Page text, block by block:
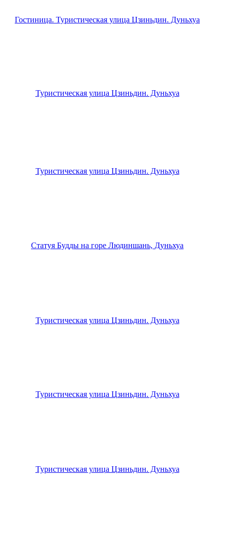
Гостиница. Туристическая улица Цзиньдин. Дуньхуа
Туристическая улица Цзиньдин. Дуньхуа
Туристическая улица Цзиньдин. Дуньхуа
Статуя Будды на горе Людиншань, Дуньхуа
Туристическая улица Цзиньдин. Дуньхуа
Туристическая улица Цзиньдин. Дуньхуа
Туристическая улица Цзиньдин. Дуньхуа